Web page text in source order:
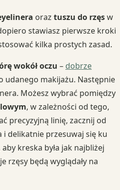
oraz tuszu do rzęsw
stawiasz pierwsze kroki
kilka prostych zasad.
wokół oczu – dobrze
udanego makijażu. Następnie
Możesz wybrać pomiędzy
, w zależności od tego,
precyzyjną linię, zacznij od
delikatnie przesuwaj się ku
kreska była jak najbliżej
rzęsy będą wyglądały na